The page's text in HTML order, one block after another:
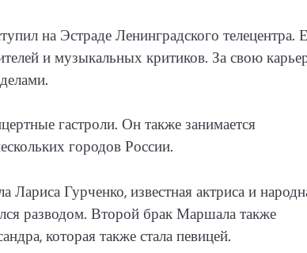
на Эстраде Ленинградского телецентра.
и музыкальных критиков. За свою
гастроли. Он также занимается
городов России.
Гурченко, известная актриса и
разводом. Второй брак Маршала также
которая также стала певицей.